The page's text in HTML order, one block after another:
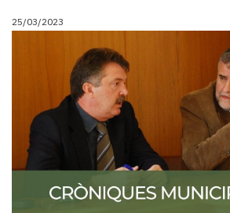
25/03/2023